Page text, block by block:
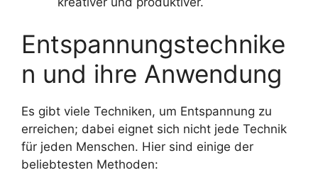
Entspannungstechnike
n und ihre Anwendung
Es gibt viele Techniken, um Entspannung zu
erreichen; dabei eignet sich nicht jede Technik
für jeden Menschen. Hier sind einige der
beliebtesten Methoden: